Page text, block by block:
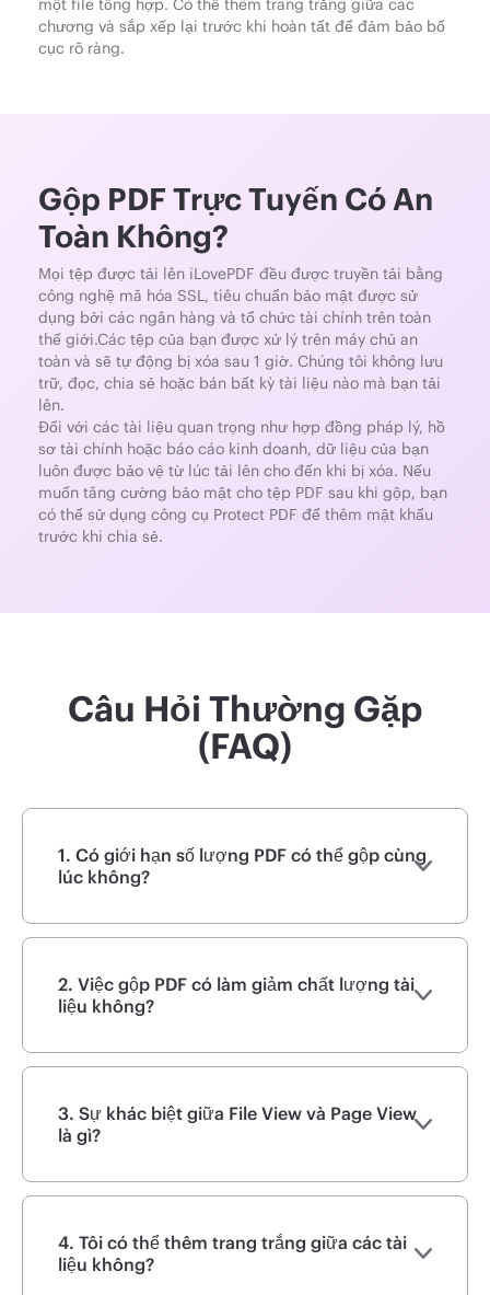
một file tổng hợp. Có thể thêm trang trắng giữa các
chương và sắp xếp lại trước khi hoàn tất để đảm bảo bố
cục rõ ràng.
Gộp PDF Trực Tuyến Có An
Toàn Không?
Mọi tệp được tải lên iLovePDF đều được truyền tải bằng
công nghệ mã hóa SSL, tiêu chuẩn bảo mật được sử
dụng bởi các ngân hàng và tổ chức tài chính trên toàn
thế giới.Các tệp của bạn được xử lý trên máy chủ an
toàn và sẽ tự động bị xóa sau 1 giờ. Chúng tôi không lưu
trữ, đọc, chia sẻ hoặc bán bất kỳ tài liệu nào mà bạn tải
lên.
Đối với các tài liệu quan trọng như hợp đồng pháp lý, hồ
sơ tài chính hoặc báo cáo kinh doanh, dữ liệu của bạn
luôn được bảo vệ từ lúc tải lên cho đến khi bị xóa. Nếu
muốn tăng cường bảo mật cho tệp PDF sau khi gộp, bạn
có thể sử dụng công cụ Protect PDF để thêm mật khẩu
trước khi chia sẻ.
Câu Hỏi Thường Gặp
(FAQ)
1. Có giới hạn số lượng PDF có thể gộp cùng
lúc không?
2. Việc gộp PDF có làm giảm chất lượng tài
liệu không?
3. Sự khác biệt giữa File View và Page View
là gì?
4. Tôi có thể thêm trang trắng giữa các tài
liệu không?